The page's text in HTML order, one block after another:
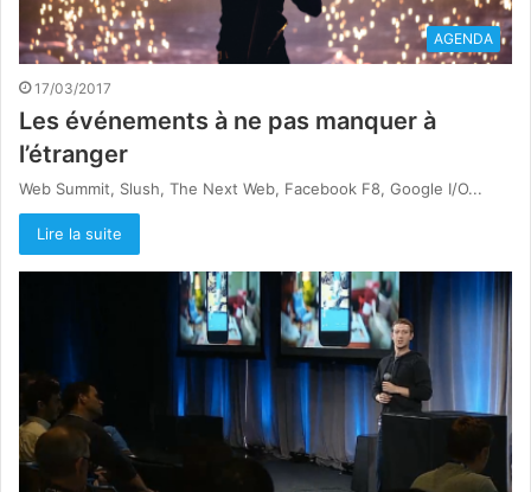
AGENDA
17/03/2017
Les événements à ne pas manquer à
l’étranger
Web Summit, Slush, The Next Web, Facebook F8, Google I/O...
Lire la suite